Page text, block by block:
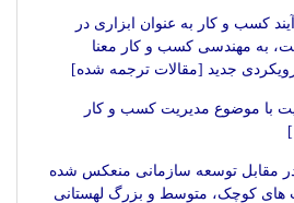
کسب و کار به عنوان ابزاری در
به مهندسی کسب و کار معنا
جدید [مقالات ترجمه شده]
با موضوع مدیریت کسب و کار
مقابل توسعه سازمانی منعکس شده
کوچک، متوسط و بزرگ لهستانی